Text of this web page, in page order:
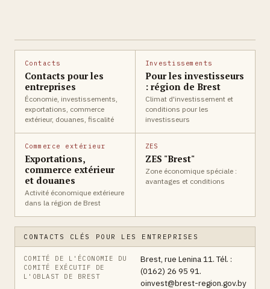
Contacts
Contacts pour les
entreprises
Économie, investissements,
exportations, commerce
extérieur, douanes, fiscalité
Investissements
Pour les investisseurs
: région de Brest
Climat d'investissement et
conditions pour les
investisseurs
Commerce extérieur
Exportations,
commerce extérieur
et douanes
Activité économique extérieure
dans la région de Brest
ZES
ZES "Brest"
Zone économique spéciale :
avantages et conditions
CONTACTS CLÉS POUR LES ENTREPRISES
COMITÉ DE L'ÉCONOMIE DU
COMITÉ EXÉCUTIF DE
L'OBLAST DE BREST
Brest, rue Lenina 11. Tél. :
(0162) 26 95 91.
oinvest@brest-region.gov.by